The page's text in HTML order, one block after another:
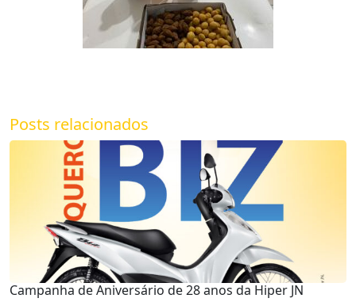
Posts relacionados
Campanha de Aniversário de 28 anos da Hiper JN